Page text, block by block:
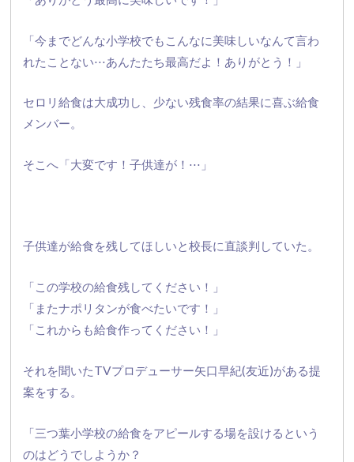
「今までどんな小学校でもこんなに美味しいなんて言わ
れたことない⋅⋅⋅あんたたち最高だよ！ありがとう！」
セロリ給食は大成功し、少ない残食率の結果に喜ぶ給食
メンバー。
そこへ「大変です！子供達が！⋅⋅⋅」
子供達が給食を残してほしいと校長に直談判していた。
「この学校の給食残してください！」
「またナポリタンが食べたいです！」
「これからも給食作ってください！」
それを聞いたTVプロデューサー矢口早紀(友近)がある提
案をする。
「三つ葉小学校の給食をアピールする場を設けるという
のはどうでし
ようか？